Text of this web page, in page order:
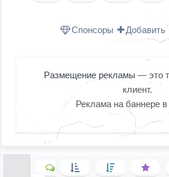
Спонсоры Добавить
Размещение рекламы — это
клиент.
Реклама на баннере в